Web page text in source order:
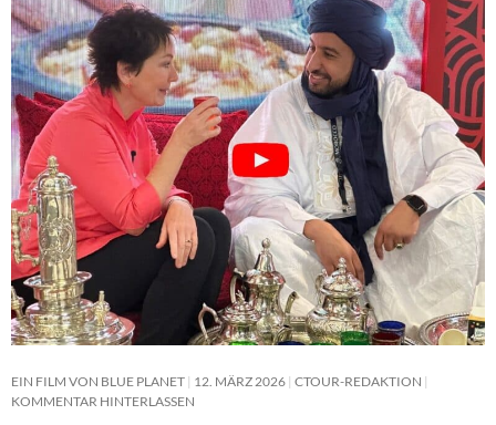
EIN FILM VON BLUE PLANET 12. MÄRZ 2026 CTOUR-REDAKTION
KOMMENTAR HINTERLASSEN